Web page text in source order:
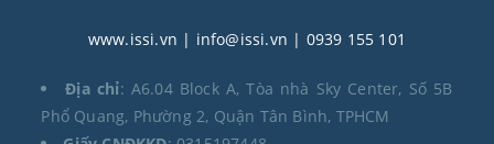
www.issi.vn | info@issi.vn | 0939 155 101
Địa chỉ: A6.04 Block A, Tòa nhà Sky Center, Số 5B
Phổ Quang, Phường 2, Quận Tân Bình, TPHCM